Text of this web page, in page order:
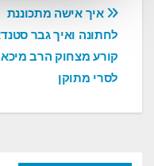
ניווט
איך אישה מתכוננת
לחתונה ואיך גבר
קורע מצחוק הרב
לסרי מתוקן